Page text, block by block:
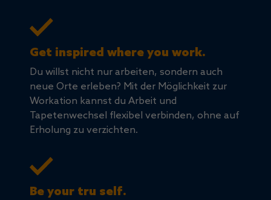
Get inspired where you work.
Du willst nicht nur arbeiten, sondern auch
neue Orte erleben? Mit der Möglichkeit zur
Workation kannst du Arbeit und
Tapetenwechsel flexibel verbinden, ohne auf
Erholung zu verzichten.
Be your tru self.